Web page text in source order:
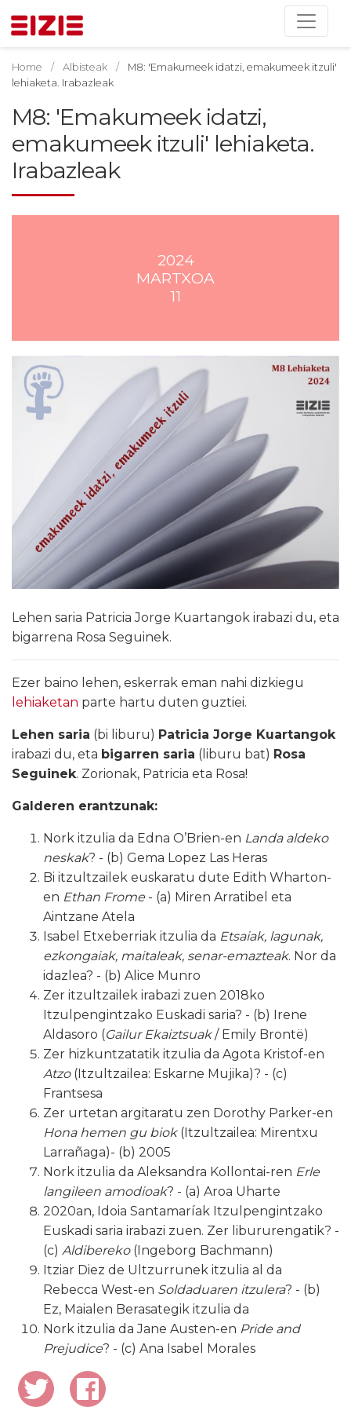
Home Albisteak
M8: 'Emakumeek idatzi, emakumeek itzuli'
lehiaketa. Irabazleak
M8: 'Emakumeek idatzi,
emakumeek itzuli' lehiaketa.
Irabazleak
2024
MARTXOA
11
Lehen saria Patricia Jorge Kuartangok irabazi du, eta
bigarrena Rosa Seguinek.
Ezer baino lehen, eskerrak eman nahi dizkiegu
lehiaketan parte hartu duten guztiei.
Lehen saria (bi liburu) Patricia Jorge Kuartangok
irabazi du, eta bigarren saria (liburu bat) Rosa
Seguinek. Zorionak, Patricia eta Rosa!
Galderen erantzunak:
Nork itzulia da Edna O’Brien-en Landa aldeko
neskak? - (b) Gema Lopez Las Heras
Bi itzultzailek euskaratu dute Edith Wharton-
en Ethan Frome - (a) Miren Arratibel eta
Aintzane Atela
Isabel Etxeberriak itzulia da Etsaiak, lagunak,
ezkongaiak, maitaleak, senar-emazteak. Nor da
idazlea? - (b) Alice Munro
Zer itzultzailek irabazi zuen 2018ko
Itzulpengintzako Euskadi saria? - (b) Irene
Aldasoro (Gailur Ekaiztsuak/ Emily Brontë)
Zer hizkuntzatatik itzulia da Agota Kristof-en
Atzo (Itzultzailea: Eskarne Mujika)? - (c)
Frantsesa
Zer urtetan argitaratu zen Dorothy Parker-en
Hona hemen gu biok (Itzultzailea: Mirentxu
Larrañaga)- (b) 2005
Nork itzulia da Aleksandra Kollontai-ren Erle
langileen amodioak? - (a) Aroa Uharte
2020an, Idoia Santamaríak Itzulpengintzako
Euskadi saria irabazi zuen. Zer libururengatik? -
(c) Aldibereko(Ingeborg Bachmann)
Itziar Diez de Ultzurrunek itzulia al da
Rebecca West-en Soldaduaren itzulera? - (b)
Ez, Maialen Berasategik itzulia da
Nork itzulia da Jane Austen-en Pride and
Prejudice? - (c) Ana Isabel Morales